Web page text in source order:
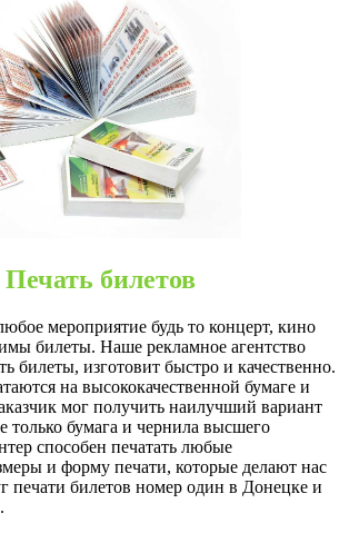
Печать билетов
мероприятие будь то концерт, кино
билеты. Наше рекламное агентство
билеты, изготовит быстро и качественно.
на высококачественной бумаге и
мог получить наилучший вариант
только бумага и чернила высшего
способен печатать любые
и форму печати, которые делают нас
печати билетов номер один в Донецке и